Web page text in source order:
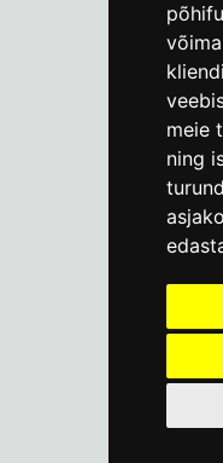
meie
ning
E-R kell